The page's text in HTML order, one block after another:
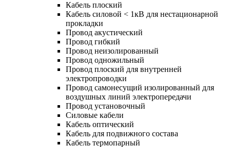
Кабель плоский
Кабель силовой < 1кВ для нестационарной
прокладки
Провод акустический
Провод гибкий
Провод неизолированный
Провод одножильный
Провод плоский для внутренней
электропроводки
Провод самонесущий изолированный для
воздушных линий электропередачи
Провод установочный
Силовые кабели
Кабель оптический
Кабель для подвижного состава
Кабель термопарный